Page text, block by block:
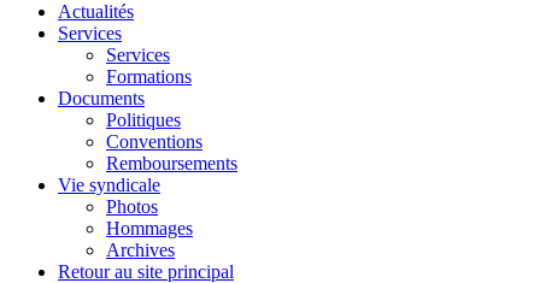
Actualités
Services
Services
Formations
Documents
Politiques
Conventions
Remboursements
Vie syndicale
Photos
Hommages
Archives
Retour au site principal